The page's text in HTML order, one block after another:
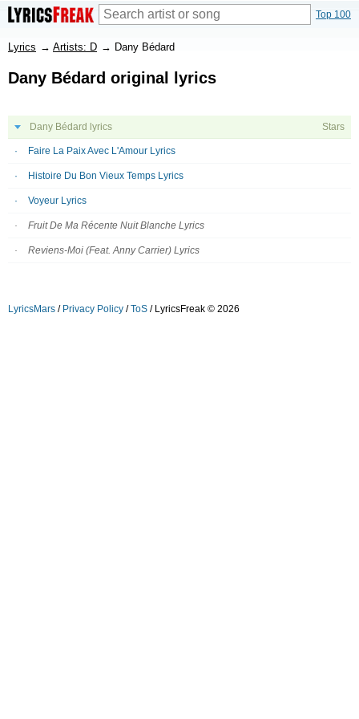
Top 100
Lyrics → Artists: D → Dany Bédard
Dany Bédard original lyrics
Dany Bédard lyrics Stars
Faire La Paix Avec L'Amour Lyrics
Histoire Du Bon Vieux Temps Lyrics
Voyeur Lyrics
Fruit De Ma Récente Nuit Blanche Lyrics
Reviens-Moi (Feat. Anny Carrier) Lyrics
LyricsMars / Privacy Policy /ToS / LyricsFreak © 2026